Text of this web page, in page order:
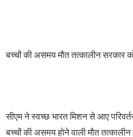
बच्चों की असमय मौत तत्कालीन सरकार
सीएम ने स्वच्छ भारत मिशन से आए
बच्चों की असमय होने वाली मौत तत्कालीन